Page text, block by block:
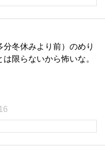
冬休みより前）のめり
限らないから怖いな。